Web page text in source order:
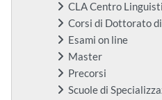
CLA Centro
Corsi di Dottorato
Esami on line
Master
Precorsi
Scuole di